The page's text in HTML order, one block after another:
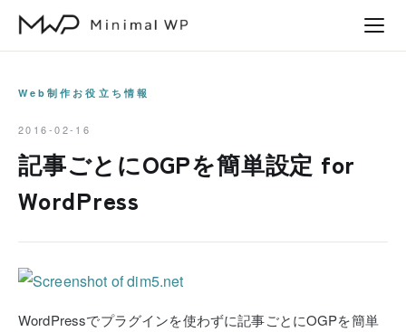
Web制作お役立ち情報
2016-02-16
記事ごとにOGPを簡単設定 for
WordPress
WordPressでプラグインを使わずに記事ごとにOGPを簡単